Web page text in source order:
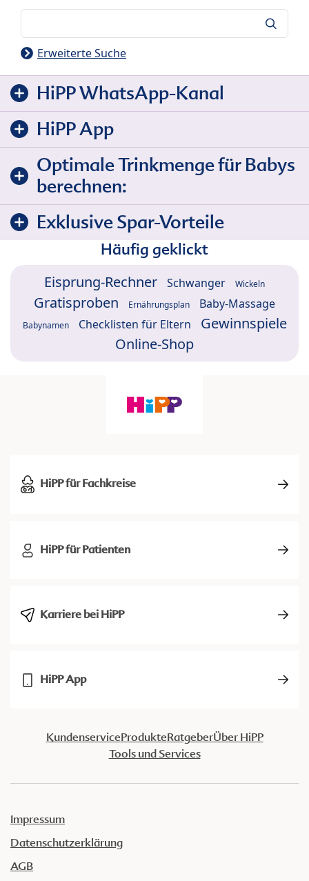
Erweiterte Suche
HiPP WhatsApp-Kanal
HiPP App
Optimale Trinkmenge für Babys
berechnen:
Exklusive Spar-Vorteile
Häufig geklickt
Eisprung-Rechner Schwanger Wickeln
Gratisproben Ernährungsplan Baby-Massage
Babynamen Checklisten für Eltern
Gewinnspiele
Online-Shop
HiPP für Fachkreise
HiPP für Patienten
Karriere bei HiPP
HiPP App
KundenserviceProdukteRatgeberÜber HiPP
Tools und Services
Impressum
Datenschutzerklärung
AGB